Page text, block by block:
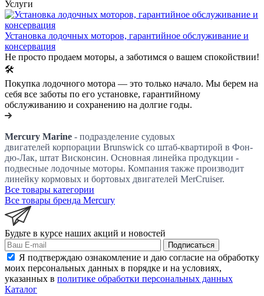
Услуги
Установка лодочных моторов, гарантийное обслуживание и
консервация
Не просто продаем моторы, а заботимся о вашем спокойствии!
🛠️
Покупка лодочного мотора — это только начало. Мы берем на
себя все заботы по его установке, гарантийному
обслуживанию и сохранению на долгие годы.
Mercury Marine - подразделение судовых
двигателей корпорации Brunswick со штаб-квартирой в Фон-
дю-Лак, штат Висконсин. Основная линейка продукции -
подвесные лодочные моторы. Компания также производит
линейку кормовых и бортовых двигателей MerCruiser.
Все товары категории
Все товары бренда Mercury
Будьте в курсе наших акций и новостей
Подписаться
Я подтверждаю ознакомление и даю согласие на обработку
моих персональных данных в порядке и на условиях,
указанных в политике обработки персональных данных
Каталог